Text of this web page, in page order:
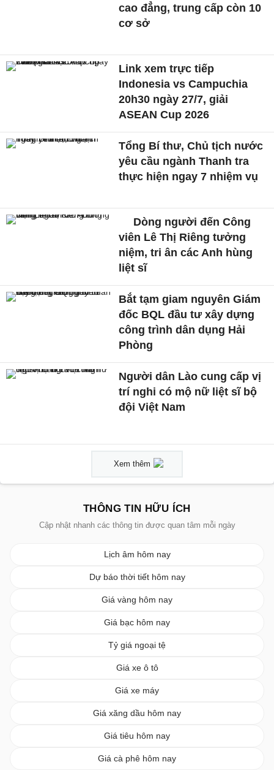
cao đẳng, trung cấp còn 10
cơ sở
Link xem trực tiếp
Indonesia vs Campuchia
20h30 ngày 27/7, giải
ASEAN Cup 2026
Tổng Bí thư, Chủ tịch nước
yêu cầu ngành Thanh tra
thực hiện ngay 7 nhiệm vụ
Dòng người đến Công
viên Lê Thị Riêng tưởng
niệm, tri ân các Anh hùng
liệt sĩ
Bắt tạm giam nguyên Giám
đốc BQL đầu tư xây dựng
công trình dân dụng Hải
Phòng
Người dân Lào cung cấp vị
trí nghi có mộ nữ liệt sĩ bộ
đội Việt Nam
Xem thêm
THÔNG TIN HỮU ÍCH
Cập nhật nhanh các thông tin được quan tâm mỗi ngày
Lịch âm hôm nay
Dự báo thời tiết hôm nay
Giá vàng hôm nay
Giá bạc hôm nay
Tỷ giá ngoại tệ
Giá xe ô tô
Giá xe máy
Giá xăng dầu hôm nay
Giá tiêu hôm nay
Giá cà phê hôm nay